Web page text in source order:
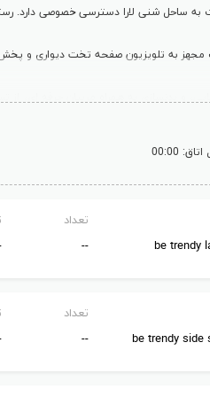
به ساحل شنی لارا دسترسی خصوصی دارد.
مجهز به تلویزیون صفحه تخت دیواری و
00:00
be trendy
تعداد
--
be trendy side
تعداد
--